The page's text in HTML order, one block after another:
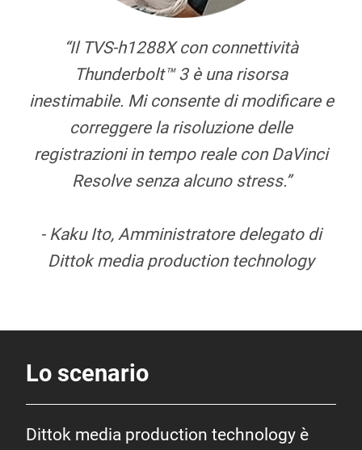
“Il TVS-h1288X con connettività
Thunderbolt™ 3 è una risorsa
inestimabile. Mi consente di modificare e
correggere la risoluzione delle
registrazioni in tempo reale con DaVinci
Resolve senza alcuno stress.”
- Kaku Ito, Amministratore delegato di
Dittok media production technology
Lo scenario
Dittok media production technology è